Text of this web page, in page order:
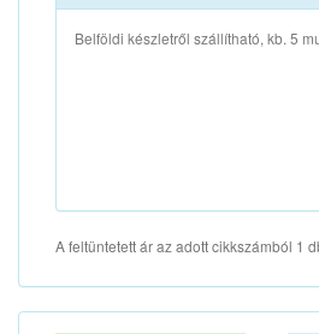
Belföldi készletről szállítható, kb. 5
A feltüntetett ár az adott cikkszámból 1